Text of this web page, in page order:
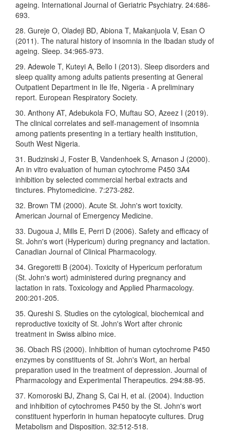
ageing. International Journal of Geriatric Psychiatry. 24:686-
693.
28. Gureje O, Oladeji BD, Abiona T, Makanjuola V, Esan O
(2011). The natural history of insomnia in the Ibadan study of
ageing. Sleep. 34:965-973.
29. Adewole T, Kuteyi A, Bello I (2013). Sleep disorders and
sleep quality among adults patients presenting at General
Outpatient Department in Ile Ife, Nigeria - A preliminary
report. European Respiratory Society.
30. Anthony AT, Adebukola FO, Muftau SO, Azeez I (2019).
The clinical correlates and self-management of insomnia
among patients presenting in a tertiary health institution,
South West Nigeria.
31. Budzinski J, Foster B, Vandenhoek S, Arnason J (2000).
An in vitro evaluation of human cytochrome P450 3A4
inhibition by selected commercial herbal extracts and
tinctures. Phytomedicine. 7:273-282.
32. Brown TM (2000). Acute St. John's wort toxicity.
American Journal of Emergency Medicine.
33. Dugoua J, Mills E, Perri D (2006). Safety and efficacy of
St. John's wort (Hypericum) during pregnancy and lactation.
Canadian Journal of Clinical Pharmacology.
34. Gregoretti B (2004). Toxicity of Hypericum perforatum
(St. John's wort) administered during pregnancy and
lactation in rats. Toxicology and Applied Pharmacology.
200:201-205.
35. Qureshi S. Studies on the cytological, biochemical and
reproductive toxicity of St. John's Wort after chronic
treatment in Swiss albino mice.
36. Obach RS (2000). Inhibition of human cytochrome P450
enzymes by constituents of St. John's Wort, an herbal
preparation used in the treatment of depression. Journal of
Pharmacology and Experimental Therapeutics. 294:88-95.
37. Komoroski BJ, Zhang S, Cai H, et al. (2004). Induction
and inhibition of cytochromes P450 by the St. John's wort
constituent hyperforin in human hepatocyte cultures. Drug
Metabolism and Disposition. 32:512-518.